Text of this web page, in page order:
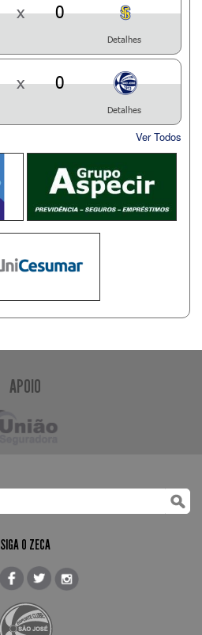
x 0
Detalhes
x 0
Detalhes
Ver Todos
APOIO
SIGA O ZECA